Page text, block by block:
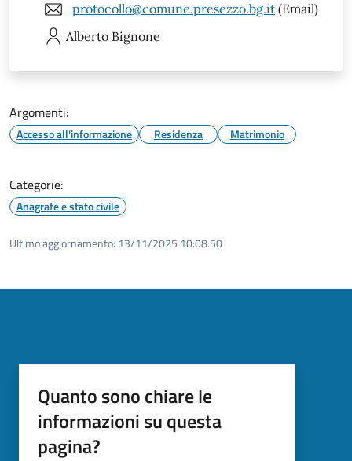
protocollo@comune.presezzo.bg.it (Email)
Alberto Bignone
Argomenti:
Accesso all'informazione Residenza Matrimonio
Categorie:
Anagrafe e stato civile
Ultimo aggiornamento: 13/11/2025 10:08.50
Quanto sono chiare le
informazioni su questa
pagina?